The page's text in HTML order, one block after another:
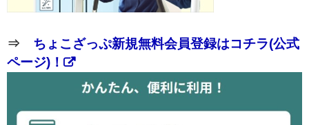
⇒ ちょこざっぷ新規無料会員登録はコチラ(公式
ページ)！